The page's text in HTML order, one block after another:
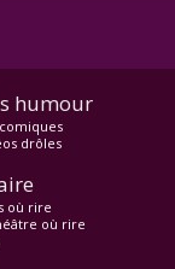
humour
drôles
où rire
où rire